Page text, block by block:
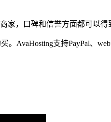
，口碑和信誉方面都可以
AvaHosting支持PayPal、